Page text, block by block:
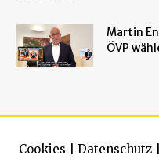
Martin
ÖVP
Cookies Datenschutz